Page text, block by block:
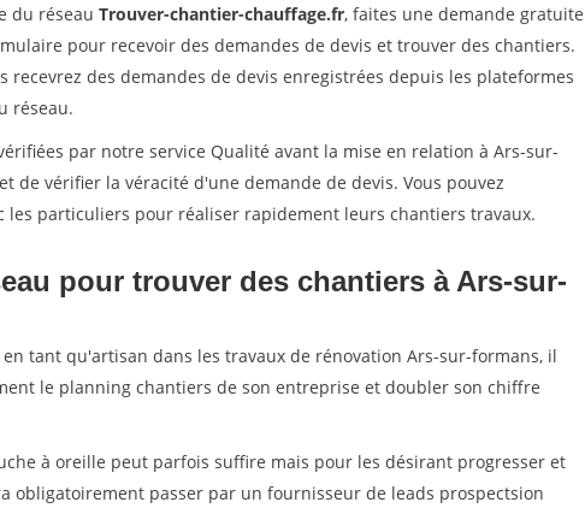
du réseau Trouver-chantier-chauffage.fr, faites une demande gratuite
pour recevoir des demandes de devis et trouver des chantiers.
recevrez des demandes de devis enregistrées depuis les plateformes
réseau.
par notre service Qualité avant la mise en relation à Ars-sur-
de vérifier la véracité d'une demande de devis. Vous pouvez
les particuliers pour réaliser rapidement leurs chantiers travaux.
pour trouver des chantiers à Ars-sur-
tant qu'artisan dans les travaux de rénovation Ars-sur-formans, il
le planning chantiers de son entreprise et doubler son chiffre
à oreille peut parfois suffire mais pour les désirant progresser et
obligatoirement passer par un fournisseur de leads prospectsion